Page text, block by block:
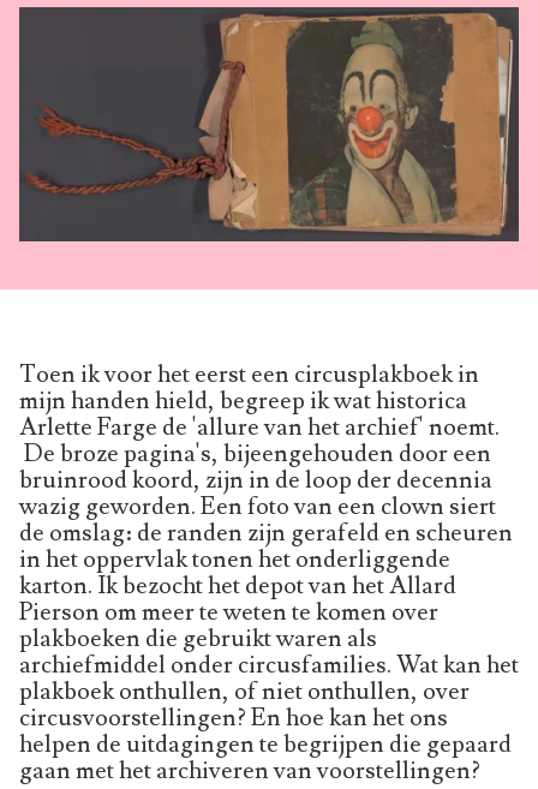
Toen ik voor het eerst een circusplakboek in
mijn handen hield, begreep ik wat historica
Arlette Farge de 'allure van het archief' noemt.
De broze pagina's, bijeengehouden door een
bruinrood koord, zijn in de loop der decennia
wazig geworden. Een foto van een clown siert
de omslag: de randen zijn gerafeld en scheuren
in het oppervlak tonen het onderliggende
karton. Ik bezocht het depot van het Allard
Pierson om meer te weten te komen over
plakboeken die gebruikt waren als
archiefmiddel onder circusfamilies. Wat kan het
plakboek onthullen, of niet onthullen, over
circusvoorstellingen? En hoe kan het ons
helpen de uitdagingen te begrijpen die gepaard
gaan met het archiveren van voorstellingen?